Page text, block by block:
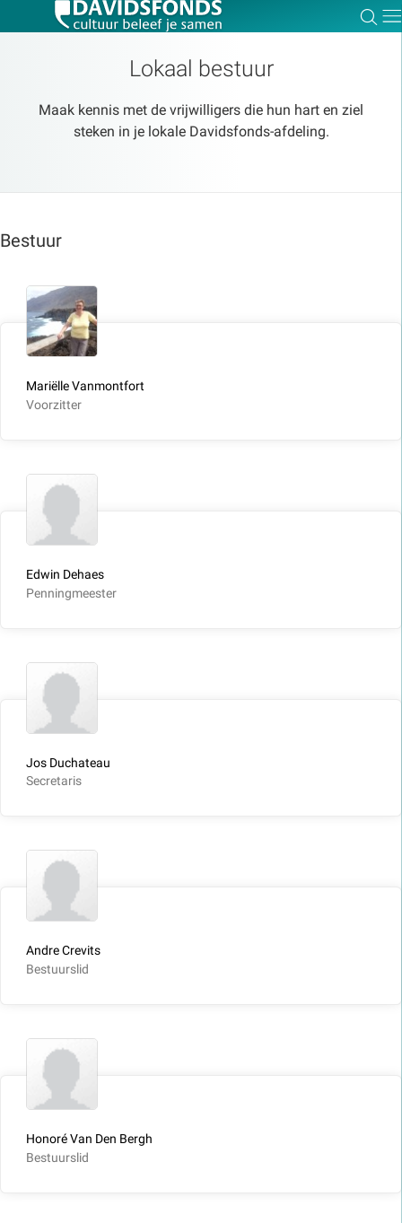
Lokaal bestuur
Maak kennis met de vrijwilligers die hun hart en ziel
steken in je lokale Davidsfonds-afdeling.
Bestuur
Mariëlle Vanmontfort
Voorzitter
Edwin Dehaes
Penningmeester
Jos Duchateau
Secretaris
Andre Crevits
Bestuurslid
Honoré Van Den Bergh
Bestuurslid
Zoeken